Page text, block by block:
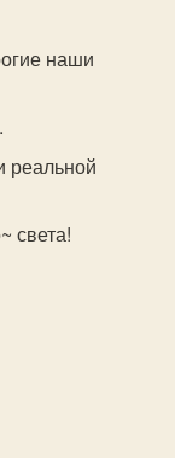
наши
реальной
света!